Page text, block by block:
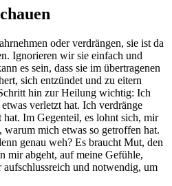
oder verdrängen, sie ist da
Ignorieren wir sie einfach und
es sein, dass sie im übertragenen
sich entzündet und zu eitern
hin zur Heilung wichtig: Ich
verletzt hat. Ich verdränge
hat. Im Gegenteil, es lohnt sich, mir
warum mich etwas so getroffen hat.
genau weh? Es braucht Mut, den
mir abgeht, auf meine Gefühle,
und notwendig, um